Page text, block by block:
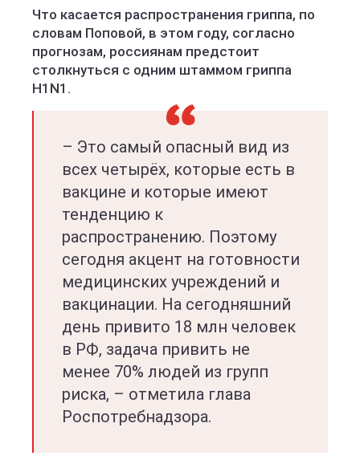
Что касается распространения гриппа, по
словам Поповой, в этом году, согласно
прогнозам, россиянам предстоит
столкнуться с одним штаммом гриппа
H1N1.
– Это самый опасный вид из
всех четырёх, которые есть в
вакцине и которые имеют
тенденцию к
распространению. Поэтому
сегодня акцент на готовности
медицинских учреждений и
вакцинации. На сегодняшний
день привито 18 млн человек
в РФ, задача привить не
менее 70% людей из групп
риска, – отметила глава
Роспотребнадзора.